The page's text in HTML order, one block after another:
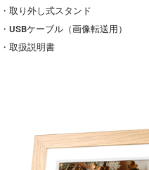
・取り外し式スタンド
・USBケーブル（画像転送用）
・取扱説明書